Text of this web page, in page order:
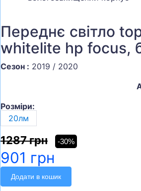
Переднє світло
whitelite hp focus,
Сезон : 2019 / 2020
Розміри:
20лм
1287 грн -30%
901 грн
Додати в кошик